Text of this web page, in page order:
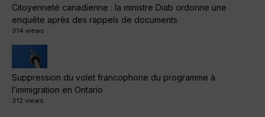
Citoyenneté canadienne : la ministre Diab ordonne une
enquête après des rappels de documents
314 views
Suppression du volet francophone du programme à
l’immigration en Ontario
312 views